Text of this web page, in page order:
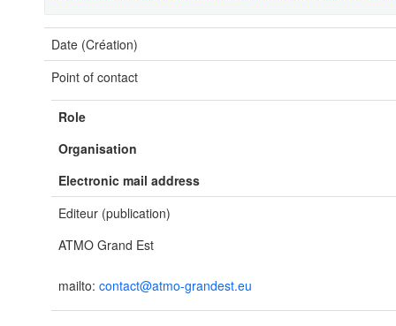
Date (Création)
Point of contact
Role
Organisation
Electronic mail address
Editeur (publication)
ATMO Grand Est
mailto: contact@atmo-grandest.eu